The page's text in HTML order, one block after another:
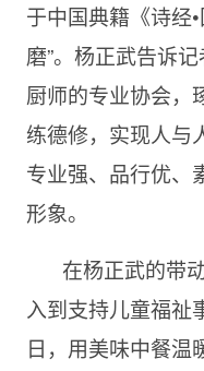
于中国典籍《诗经
磨”。杨正武告诉
厨师的专业协会，
练德修，实现人与
专业强、品行优、
形象。
在杨正武的带
入到支持儿童福祉
日，用美味中餐温